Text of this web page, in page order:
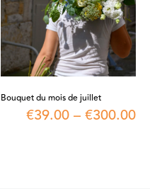
Bouquet du mois de juillet
€39.00–€300.00